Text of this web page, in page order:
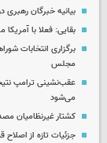
بیانیه خبرگان رهبری
بقایی: فعلا با
برگزاری انتخابات
مجلس
عقب‌نشینی ترامپ
می‌شود
کشتار غیرنظامیان
جزئیات تازه از اصلاح